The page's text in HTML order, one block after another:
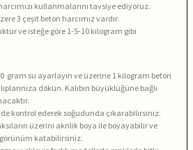
kullanmalarını tavsiye ediyoruz.
3 çeşit beton harcımız vardır.
ve isteğe göre 1-5-10 kilogram gibi
gram su ayarlayın ve üzerine 1 kilogram beton
dökün. Kalıbın büyüklüğüne bağlı
de kontrol ederek soğudunda çıkarabilirsiniz.
üzerini akrilik boya ile boyayabilir ve
katabilirsiniz.